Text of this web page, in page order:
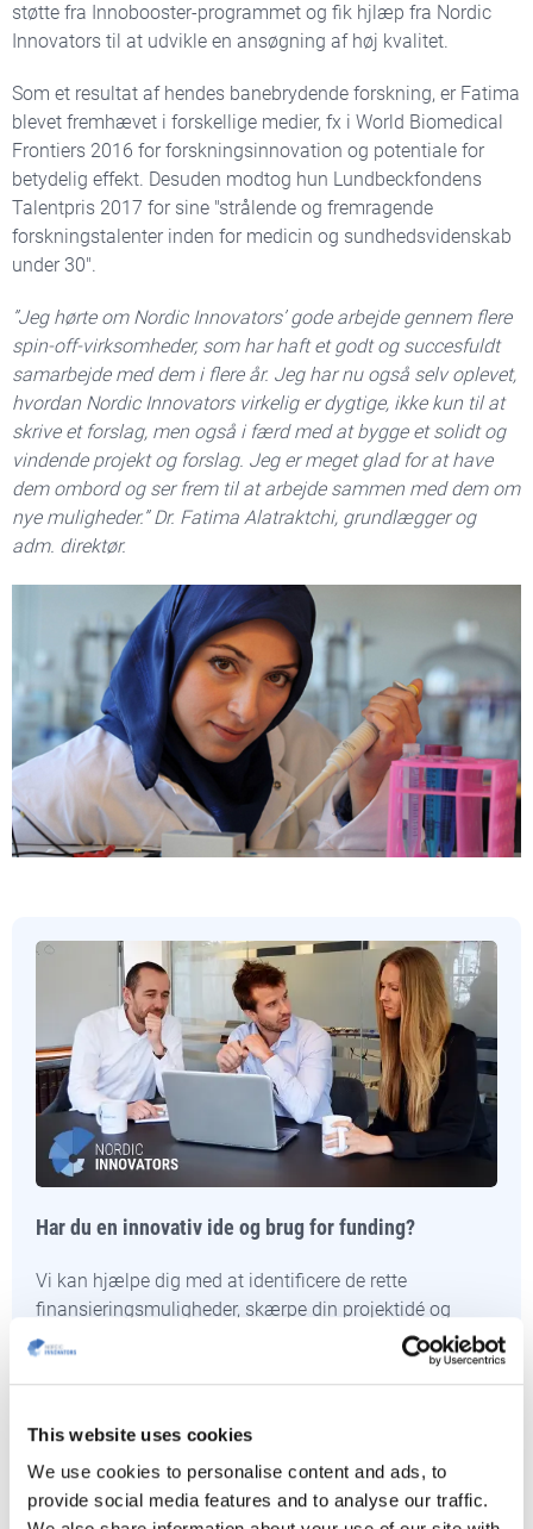
This website uses cookies
We use cookies to personalise content and ads, to
provide social media features and to analyse our traffic.
støtte fra Innobooster-programmet og fik hjlæp fra Nordic
Innovators til at udvikle en ansøgning af høj kvalitet.
Som et resultat af hendes banebrydende forskning, er Fatima
blevet fremhævet i forskellige medier, fx i World Biomedical
Frontiers 2016 for forskningsinnovation og potentiale for
betydelig effekt. Desuden modtog hun Lundbeckfondens
Talentpris 2017 for sine "strålende og fremragende
forskningstalenter inden for medicin og sundhedsvidenskab
under 30".
”Jeg hørte om Nordic Innovators’ gode arbejde gennem flere
spin-off-virksomheder, som har haft et godt og succesfuldt
samarbejde med dem i flere år. Jeg har nu også selv oplevet,
hvordan Nordic Innovators virkelig er dygtige, ikke kun til at
skrive et forslag, men også i færd med at bygge et solidt og
vindende projekt og forslag. Jeg er meget glad for at have
dem ombord og ser frem til at arbejde sammen med dem om
nye muligheder.” Dr. Fatima Alatraktchi, grundlægger og
adm. direktør.
Har du en innovativ ide og brug for funding?
Vi kan hjælpe dig med at identificere de rette
finansieringsmuligheder, skærpe din projektidé og
skrive en stærk ansøgning.